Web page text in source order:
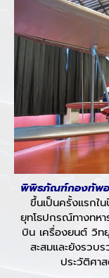
พิพิธภัณฑ์กองทัพอ
ขึ้นเป็นครั้งแรกใ
ยุทโธปกรณ์ทางทหา
บิน เครื่องยนต์ วิท
สะสมและยังรว
ประวัติศา